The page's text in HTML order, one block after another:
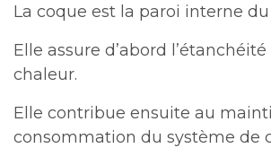
La coque est la paroi interne
Elle assure d’abord
chaleur.
Elle contribue ensuite au
consommation du système de